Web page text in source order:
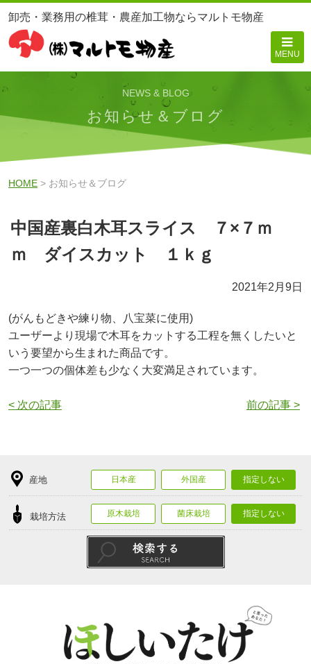
卸売・業務用の椎茸・農産加工物ならマルトモ物産
MENU
NEWS & BLOG
お知らせ＆ブログ
HOME > お知らせ＆ブログ
中国産裏白木耳スライス ７×７ｍ
ｍ ダイスカット １ｋｇ
2021年2月9日
(がんもどきや練り物、八宝菜に使用)
ユーザーより現場で木耳をカットする工程を無くしたいと
いう要望から生まれた商品です。
一つ一つの個体差も少なく大変満足されています。
< 次の記事 前の記事 >
産地 日本産 外国産 指定しない
栽培方法 原木栽培 菌床栽培 指定しない